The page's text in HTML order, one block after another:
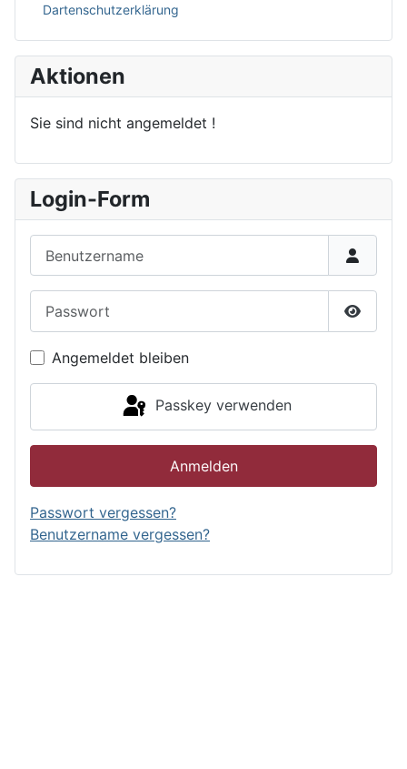
Dartenschutzerklärung
Aktionen
Sie sind nicht angemeldet !
Login-Form
Angemeldet bleiben
Passkey verwenden
Anmelden
Passwort vergessen?
Benutzername vergessen?